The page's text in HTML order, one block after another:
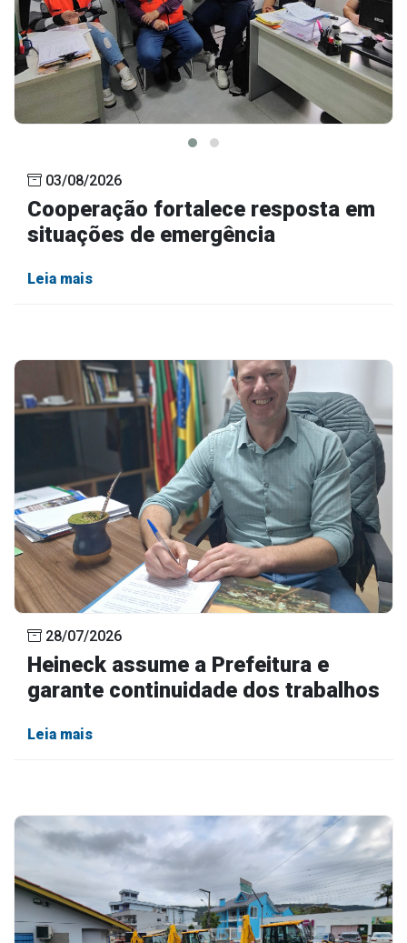
03/08/2026
Cooperação fortalece resposta em
situações de emergência
Leia mais
28/07/2026
Heineck assume a Prefeitura e
garante continuidade dos trabalhos
Leia mais